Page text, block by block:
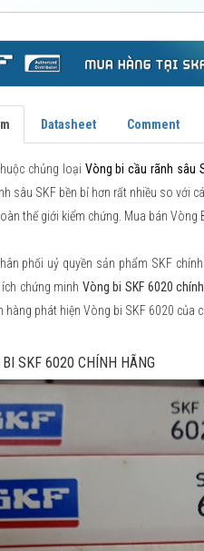
Datasheet Comment
chủng loại Vòng bi cầu rãnh sâu
sâu SKF bền bỉ hơn rất nhiều so với
thế giới kiểm chứng. Mua bán
phối uỷ quyền sản phẩm SKF
chứng minh Vòng bi SKF 6020
hàng phát hiện Vòng bi SKF 6020
SKF 6020 CHÍNH HÃNG